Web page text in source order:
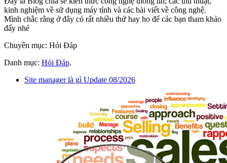
kinh nghiệm về sử dụng máy tính và các bài viết về công nghệ.
Mình chắc rằng ở đây có rất nhiều thứ hay ho để các bạn tham khảo
đấy nhé
Chuyên mục: Hỏi Đáp
Danh mục: Hỏi Đáp.
Site manager là gì Update 08/2026